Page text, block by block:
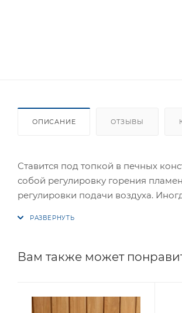
ОПИСАНИЕ ОТЗЫВЫ
Ставится под топкой в печных
собой регулировку горения
регулировки подачи воздуха.
Вам также может